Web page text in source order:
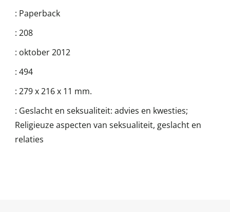
: Paperback
: 208
: oktober 2012
: 494
: 279 x 216 x 11 mm.
: Geslacht en seksualiteit: advies en kwesties;
Religieuze aspecten van seksualiteit, geslacht en
relaties